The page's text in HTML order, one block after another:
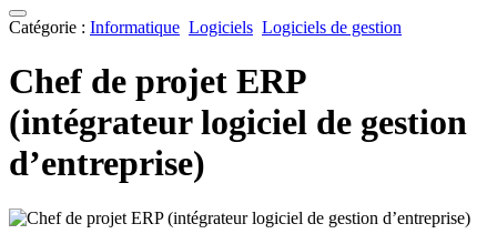
Catégorie : Informatique Logiciels Logiciels de gestion
Chef de projet ERP
(intégrateur logiciel de gestion
d’entreprise)